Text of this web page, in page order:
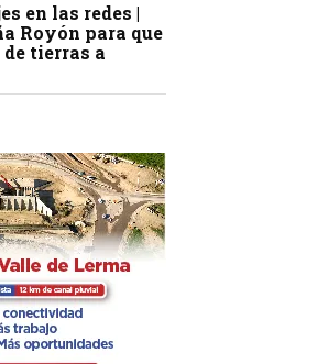
en las redes |
Royón para que
tierras a